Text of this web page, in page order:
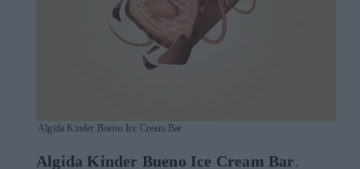
Algida Kinder Bueno Ice Cream Bar
Algida Kinder Bueno Ice Cream Bar.